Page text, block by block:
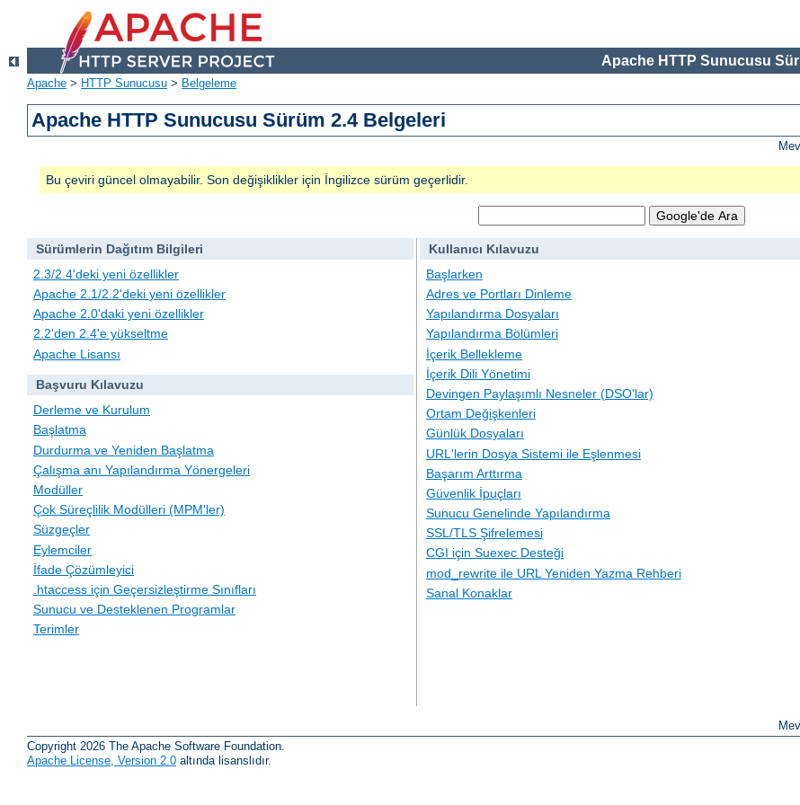
Apache HTTP Sunucusu
Apache > HTTP Sunucusu > Belgeleme
Apache HTTP Sunucusu Sürüm 2.4 Belgeleri
Bu çeviri güncel olmayabilir. Son değişiklikler için İngilizce sürüm geçerlidir.
Sürümlerin Dağıtım Bilgileri
2.3/2.4'deki yeni özellikler
Apache 2.1/2.2'deki yeni özellikler
Apache 2.0'daki yeni özellikler
2.2'den 2.4'e yükseltme
Apache Lisansı
Başvuru Kılavuzu
Derleme ve Kurulum
Başlatma
Durdurma ve Yeniden Başlatma
Çalışma anı Yapılandırma Yönergeleri
Modüller
Çok Süreçlilik Modülleri (MPM'ler)
Süzgeçler
Eylemciler
İfade Çözümleyici
.htaccess için Geçersizleştirme Sınıfları
Sunucu ve Desteklenen Programlar
Terimler
Kullanıcı Kılavuzu
Başlarken
Adres ve Portları Dinleme
Yapılandırma Dosyaları
Yapılandırma Bölümleri
İçerik Bellekleme
İçerik Dili Yönetimi
Devingen Paylaşımlı Nesneler (DSO'lar)
Ortam Değişkenleri
Günlük Dosyaları
URL'lerin Dosya Sistemi ile Eşlenmesi
Başarım Arttırma
Güvenlik İpuçları
Sunucu Genelinde Yapılandırma
SSL/TLS Şifrelemesi
CGI için Suexec Desteği
mod_rewrite ile URL Yeniden Yazma Rehberi
Sanal Konaklar
Copyright 2026 The Apache Software Foundation.
Apache License, Version 2.0 altında lisanslıdır.